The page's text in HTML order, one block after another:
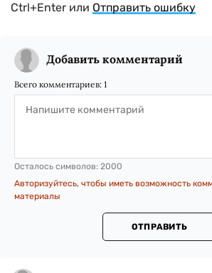
Ctrl+Enter или Отправить ошибку
Добавить комментарий
Всего комментариев: 1
Осталось символов: 2000
Авторизуйтесь, чтобы иметь возможность
материалы
ОТПРАВИТЬ